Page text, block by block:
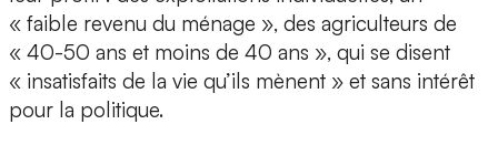
« faible revenu du ménage », des agriculteurs de
« 40-50 ans et moins de 40 ans », qui se disent
« insatisfaits de la vie qu’ils mènent » et sans intérêt
pour la politique.